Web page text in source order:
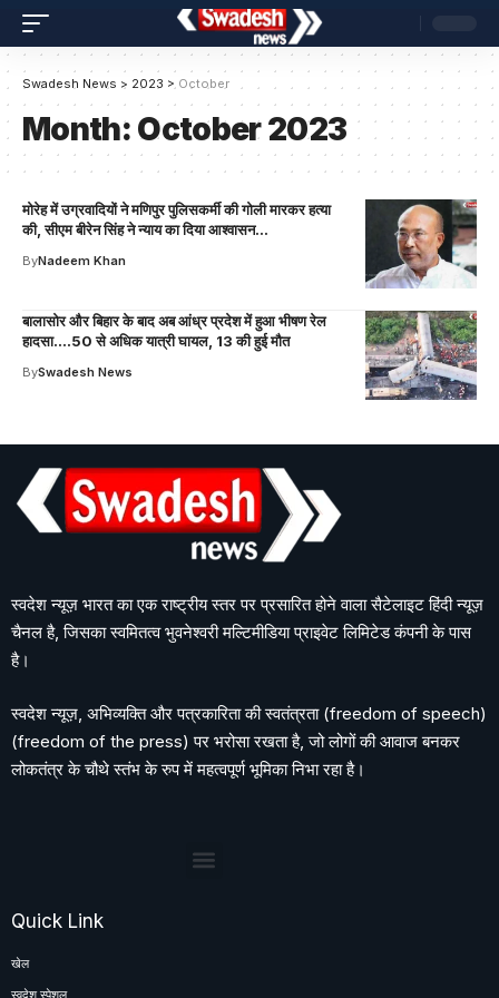
Swadesh News > 2023 > October
Month: October 2023
मोरेह में उग्रवादियों ने मणिपुर पुलिसकर्मी की गोली मारकर हत्या
की, सीएम बीरेन सिंह ने न्याय का दिया आश्वासन…
ByNadeem Khan
बालासोर और बिहार के बाद अब आंध्र प्रदेश में हुआ भीषण रेल
हादसा….50 से अधिक यात्री घायल, 13 की हुई मौत
BySwadesh News
स्वदेश न्यूज़ भारत का एक राष्ट्रीय स्तर पर प्रसारित होने वाला सैटेलाइट हिंदी न्यूज़
चैनल है, जिसका स्वमितत्व भुवनेश्वरी मल्टिमीडिया प्राइवेट लिमिटेड कंपनी के पास
है।
स्वदेश न्यूज़, अभिव्यक्ति और पत्रकारिता की स्वतंत्रता (freedom of speech)
(freedom of the press) पर भरोसा रखता है, जो लोगों की आवाज बनकर
लोकतंत्र के चौथे स्तंभ के रुप में महत्वपूर्ण भूमिका निभा रहा है।
Quick Link
खेल
स्वदेश स्पेशल